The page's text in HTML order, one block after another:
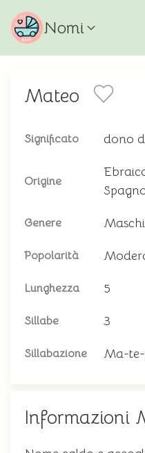
Nomi
Mateo
Significato dono
Origine
Genere
Popolarità
Lunghezza 5
Sillabe 3
Sillabazione Ma-
Informazioni